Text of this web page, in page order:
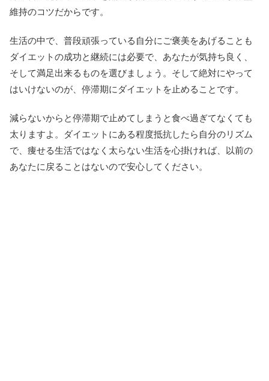
維持のコツだからです。
生活の中で、普段頑張っている自分にご褒美をあげることも
ダイエットの成功と継続には必要で、あなたが気持ち良く、
そして満足出来るものを選びましょう。そして絶対にやって
はいけないのが、停滞期にダイエットを止めることです。
減らないからと停滞期で止めてしまうと食べ過ぎてなくても
太りますよ。ダイエットにある程度抵抗したら自分のリズム
で、痩せる生活ではなく太らない生活を心掛ければ、以前の
あなたに戻ることはないので安心してください。